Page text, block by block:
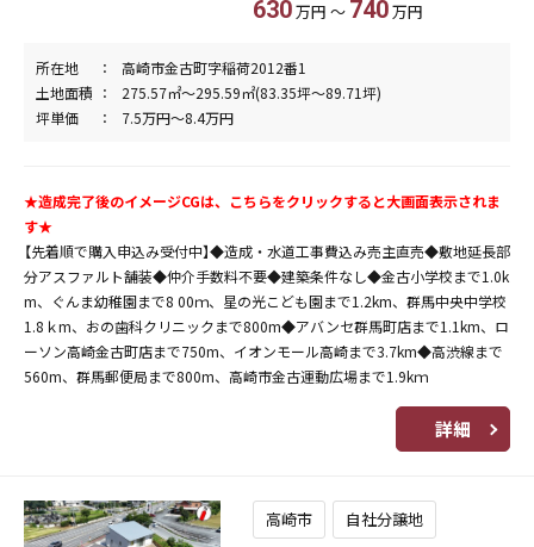
630万円 ～ 740万円
所在地
高崎市金古町字稲荷2012番1
土地面積
275.57㎡～295.59㎡(83.35坪～89.71坪)
坪単価
7.5万円～8.4万円
★造成完了後のイメージCGは、こちらをクリックすると大画面表示されま
す★
【先着順で購入申込み受付中】◆造成・水道工事費込み売主直売◆敷地延長部
分アスファルト舗装◆仲介手数料不要◆建築条件なし◆金古小学校まで1.0k
m、ぐんま幼稚園まで8 00ｍ、星の光こども園まで1.2km、群馬中央中学校
1.8ｋm、おの歯科クリニックまで800m◆アバンセ群馬町店まで1.1km、ロ
ーソン高崎金古町店まで750m、イオンモール高崎まで3.7km◆高渋線まで
560m、群馬郵便局まで800m、高崎市金古運動広場まで1.9kｍ
詳細
高崎市 自社分譲地